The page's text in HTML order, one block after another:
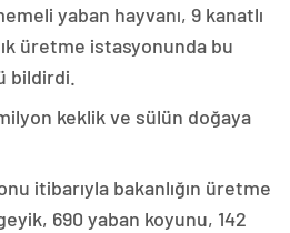
yaban hayvanı, 9 kanatlı
üretme istasyonunda bu
bildirdi.
keklik ve sülün doğaya
itibarıyla bakanlığın üretme
690 yaban koyunu, 142